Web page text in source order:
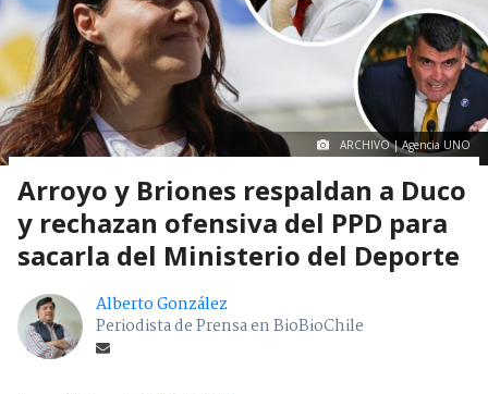
ARCHIVO | Agencia UNO
Arroyo y Briones respaldan a Duco
y rechazan ofensiva del PPD para
sacarla del Ministerio del Deporte
Alberto González
Periodista de Prensa en BioBioChile